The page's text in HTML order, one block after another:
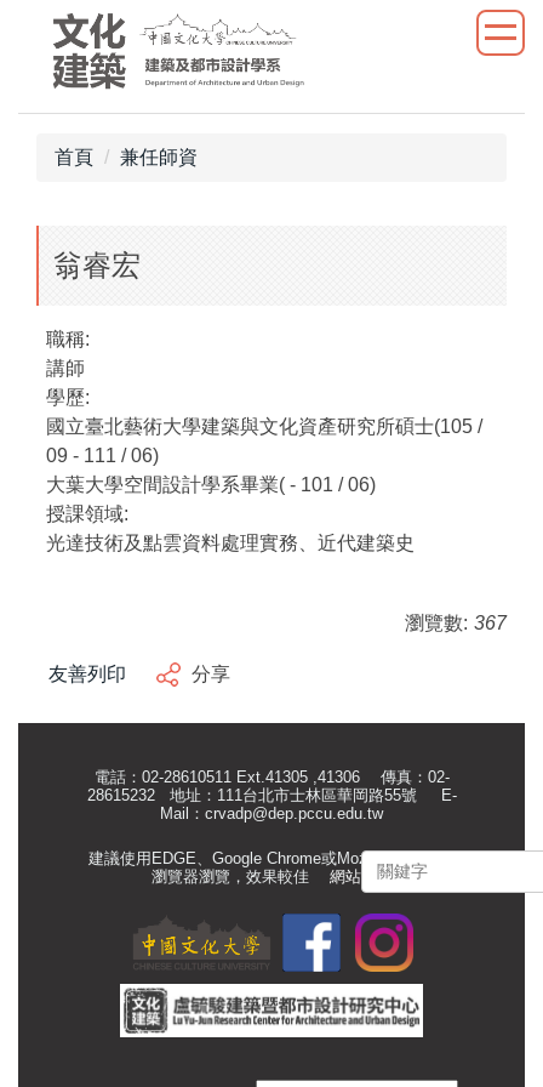
首頁 兼任師資
翁睿宏
職稱:
講師
學歷:
國立臺北藝術大學建築與文化資產研究所碩士(105 /
09 - 111 / 06)
大葉大學空間設計學系畢業( - 101 / 06)
授課領域:
光達技術及點雲資料處理實務、近代建築史
瀏覽數: 367
友善列印 分享
電話：02-28610511 Ext.41305 ,41306 傳真：02-
28615232 地址：111台北市士林區華岡路55號
E-
Mail： crvadp@dep.pccu.edu.tw
建議使用EDGE、Google Chrome或Mozilla Firefox等
瀏覽器瀏覽，效果較佳 網站管理